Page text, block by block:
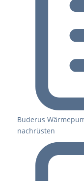
Buderus
nachrüsten